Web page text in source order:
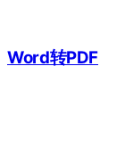
Word转PDF